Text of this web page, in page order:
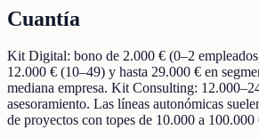
Cuantía
Kit Digital: bono de 2.000 € (0–2
12.000 € (10–49) y hasta 29.000 € en
mediana empresa. Kit Consulting:
asesoramiento. Las líneas autonómicas
de proyectos con topes de 10.000 a 100.000